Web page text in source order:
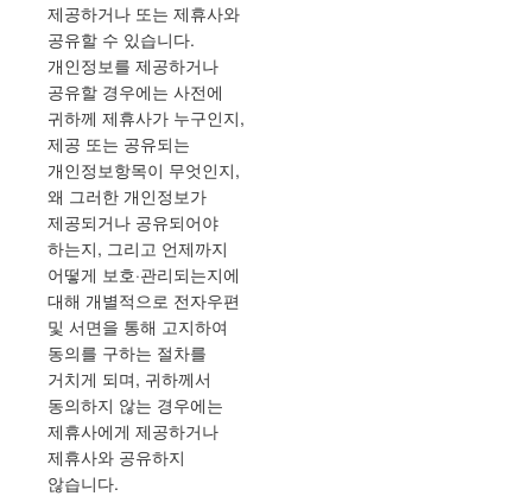
제공하거나 또는 제휴사와
공유할 수 있습니다.
개인정보를 제공하거나
공유할 경우에는 사전에
귀하께 제휴사가 누구인지,
제공 또는 공유되는
개인정보항목이 무엇인지,
왜 그러한 개인정보가
제공되거나 공유되어야
하는지, 그리고 언제까지
어떻게 보호·관리되는지에
대해 개별적으로 전자우편
및 서면을 통해 고지하여
동의를 구하는 절차를
거치게 되며, 귀하께서
동의하지 않는 경우에는
제휴사에게 제공하거나
제휴사와 공유하지
않습니다.